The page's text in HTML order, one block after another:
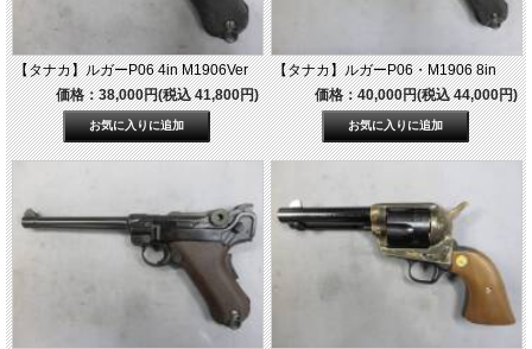
【タナカ】ルガーP06 4in M1906Ver
価格：38,000円(税込 41,800円)
【タナカ】ルガーP06・M1906 8in
価格：40,000円(税込 44,000円)